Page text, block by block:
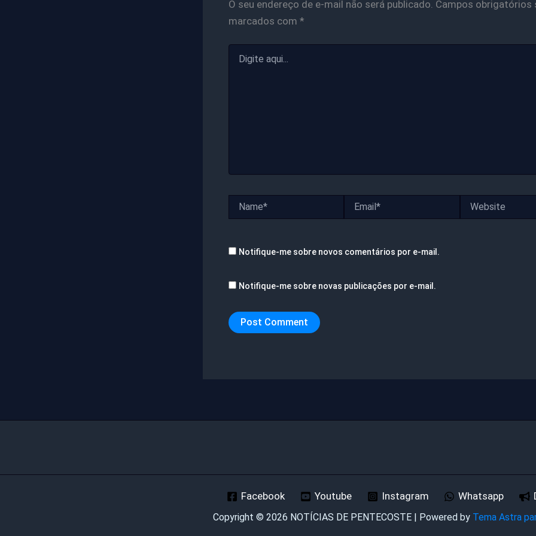
O seu endereço de e-mail não será publicado. Campos obrigatórios
marcados com *
aqui...
Notifique-me sobre novos comentários por e-mail.
Notifique-me sobre novas publicações por e-mail.
Facebook Youtube Instagram Whatsapp
Copyright © 2026 NOTÍCIAS DE PENTECOSTE | Powered by Tema Astra